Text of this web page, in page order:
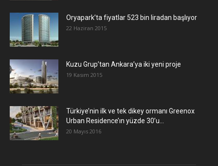
Oryapark’ta fiyatlar 523 bin liradan başlıyor
22 Haziran 2015
​Kuzu Grup’tan Ankara’ya iki yeni proje
19 Kasım 2015
Türkiye’nin ilk ve tek dikey ormanı Greenox
Urban Residence’ın yüzde 30’u...
20 Mayıs 2016